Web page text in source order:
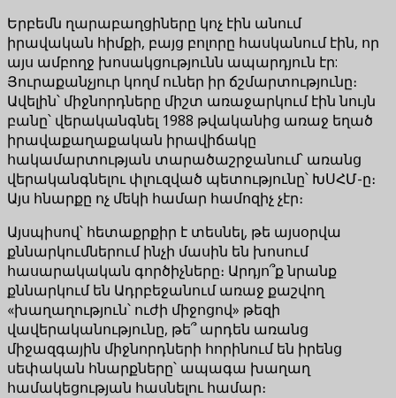
Երբեմն ղարաբաղցիները կոչ էին անում
իրավական հիմքի, բայց բոլորը հասկանում էին, որ
այս ամբողջ խոսակցությունն ապարդյուն էր:
Յուրաքանչյուր կողմ ուներ իր ճշմարտությունը։
Ավելին՝ միջնորդները միշտ առաջարկում էին նույն
բանը՝ վերականգնել 1988 թվականից առաջ եղած
իրավաքաղաքական իրավիճակը
հակամարտության տարածաշրջանում՝ առանց
վերականգնելու փլուզված պետությունը՝ ԽՍՀՄ-ը։
Այս հնարքը ոչ մեկի համար համոզիչ չէր։
Այսպիսով՝ հետաքրքիր է տեսնել, թե այսօրվա
քննարկումներում ինչի մասին են խոսում
հասարակական գործիչները։ Արդյո՞ք նրանք
քննարկում են Ադրբեջանում առաջ քաշվող
«խաղաղություն՝ ուժի միջոցով» թեզի
վավերականությունը, թե՞ արդեն առանց
միջազգային միջնորդների հորինում են իրենց
սեփական հնարքները՝ ապագա խաղաղ
համակեցության հասնելու համար։